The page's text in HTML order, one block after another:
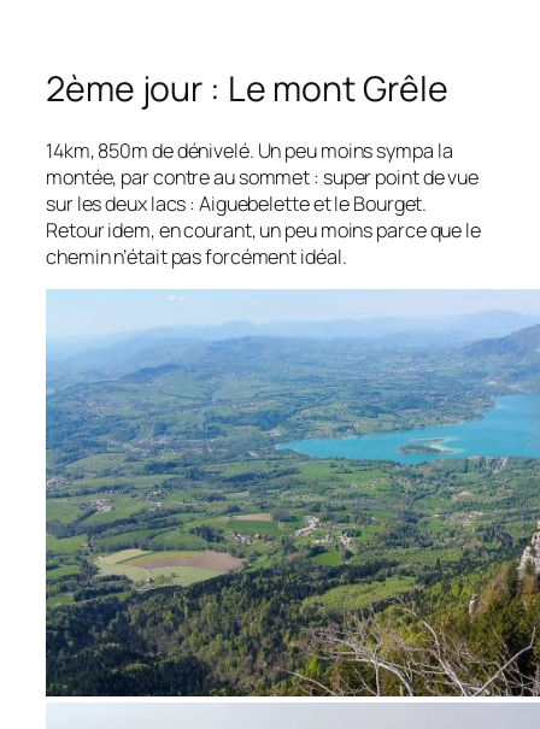
2ème jour : Le mont Grêle
14km, 850m de dénivelé. Un peu moins sympa la
montée, par contre au sommet : super point de vue
sur les deux lacs : Aiguebelette et le Bourget.
Retour idem, en courant, un peu moins parce que le
chemin n’était pas forcément idéal.